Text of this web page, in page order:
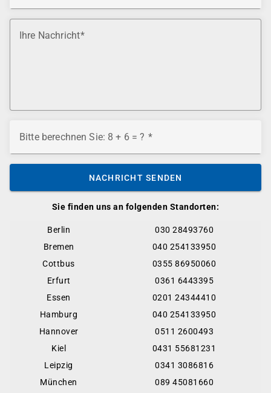
Sie finden uns an folgenden Standorten:
Berlin
030 28493760
Bremen
040 254133950
Cottbus
0355 86950060
Erfurt
0361 6443395
Essen
0201 24344410
Hamburg
040 254133950
Hannover
0511 2600493
Kiel
0431 55681231
Leipzig
0341 3086816
München
089 45081660
Ihre Nachricht
Bitte berechnen Sie: 8 + 6 = ?
NACHRICHT SENDEN